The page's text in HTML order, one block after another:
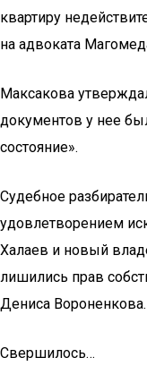
квартиру
на адвоката
Максакова
документов у нее
состояние».
Судебное
удовлетворением
Халаев и новый
лишились прав
Дениса Вороненкова.
Свершилось…